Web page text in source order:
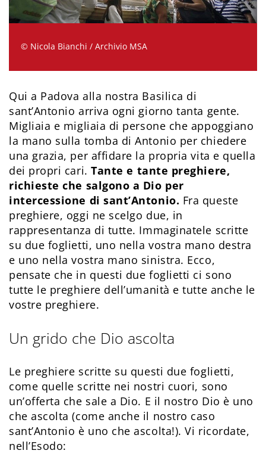
© Nicola Bianchi / Archivio MSA
Qui a Padova alla nostra Basilica di
sant’Antonio arriva ogni giorno tanta gente.
Migliaia e migliaia di persone che appoggiano
la mano sulla tomba di Antonio per chiedere
una grazia, per affidare la propria vita e quella
dei propri cari.Tante e tante preghiere,
richieste che salgono a Dio per
intercessione di sant’Antonio. Fra queste
preghiere, oggi ne scelgo due, in
rappresentanza di tutte. Immaginatele scritte
su due foglietti, uno nella vostra mano destra
e uno nella vostra mano sinistra. Ecco,
pensate che in questi due foglietti ci sono
tutte le preghiere dell’umanità e tutte anche le
vostre preghiere.
Un grido che Dio ascolta
Le preghiere scritte su questi due foglietti,
come quelle scritte nei nostri cuori, sono
un’offerta che sale a Dio. E il nostro Dio è uno
che ascolta (come anche il nostro caso
sant’Antonio è uno che ascolta!). Vi ricordate,
nell’Esodo: